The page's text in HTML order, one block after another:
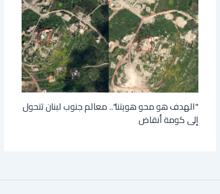
"الهدف هو محو هويتنا".. معالم جنوب لبنان تتحول
إلى كومة أنقاض